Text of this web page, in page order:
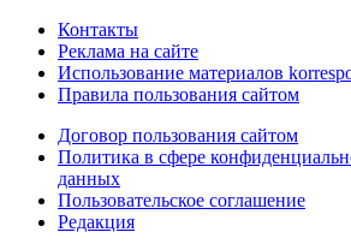
Контакты
Реклама на сайте
Использование материалов
Правила пользования сайтом
Договор пользования сайтом
Политика в сфере
данных
Пользовательское соглашение
Редакция